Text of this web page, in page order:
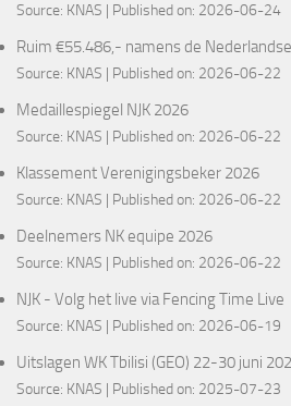
Source: KNAS Published on: 2026-06-24
Ruim €55.486,- namens de
Source: KNAS Published on: 2026-06-22
Medaillespiegel NJK 2026
Source: KNAS Published on: 2026-06-22
Klassement Verenigingsbeker 2026
Source: KNAS Published on: 2026-06-22
Deelnemers NK equipe 2026
Source: KNAS Published on: 2026-06-22
NJK - Volg het live via Fencing Time Live
Source: KNAS Published on: 2026-06-19
Uitslagen WK Tbilisi (GEO) 22-30 juni
Source: KNAS Published on: 2025-07-23